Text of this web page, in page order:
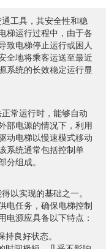
工具，其安全性和稳
梯运行过程中，由于各
致电梯停止运行或困人
全地将乘客运送至最近
系统的长效稳定运行显
常运行时，能够自动
部电源的情况下，利用
动电梯以慢速模式移动
系统通常包括控制单
组成。
以实现的基础之一。
电任务，确保电梯控制
电源应具备以下特点：
持良好状态。